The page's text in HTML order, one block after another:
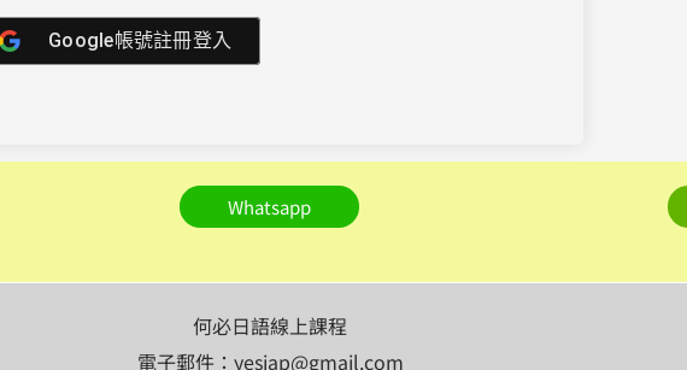
Google帳號註冊登入
Whatsapp
何必日語線上課程
電子郵件：yesjap@gmail.com